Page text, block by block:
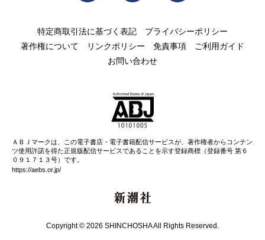
特定商取引法に基づく表記
プライバシーポリシー
著作権について
リンクポリシー 免責事項
ご利用ガイド
お問い合わせ
ＡＢＪマークは、この電子書店・電子書籍配信サービスが、著作権者からコンテン
ツ使用許諾を得た正規版配信サービスであることを示す登録商標（登録番号 第６
０９１７１３号）です。
https://aebs.or.jp/
Copyright © 2026 SHINCHOSHA All Rights Reserved.